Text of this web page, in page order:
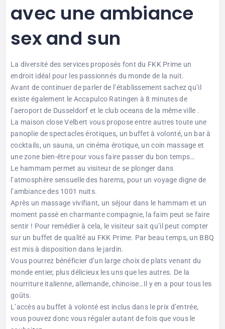
avec une ambiance
sex and sun
La diversité des services proposés font du FKK Prime un
endroit idéal pour les passionnés du monde de la nuit.
Avant de continuer de parler de l’établissement sachez qu’il
existe également le Accapulco Ratingen à 8 minutes de
l’aeroport de Dusseldorf et le club oceans de la même ville .
La maison close Velbert vous propose entre autres toute une
panoplie de spectacles érotiques, un buffet à volonté, un bar à
cocktails, un sauna, un cinéma érotique, un coin massage et
une zone bien-être pour vous faire passer du bon temps…
Le hammam permet au visiteur de se plonger dans
l’atmosphère sensuelle des harems, pour un voyage digne de
l’ambiance des 1001 nuits.
Après un massage vivifiant, un séjour dans le hammam et un
moment passé en charmante compagnie, la faim peut se faire
sentir ! Pour remédier à cela, le visiteur sait qu’il peut compter
sur un buffet de qualité au FKK Prime. Par beau temps, un BBQ
est mis à disposition dans le jardin.
Vous pourrez bénéficier d’un large choix de plats venant du
monde entier, plus délicieux les uns que les autres. De la
nourriture italienne, allemande, chinoise…Il y en a pour tous les
goûts.
L’accès au buffet à volonté est inclus dans le prix d’entrée,
vous pouvez donc vous régaler autant de fois que vous le